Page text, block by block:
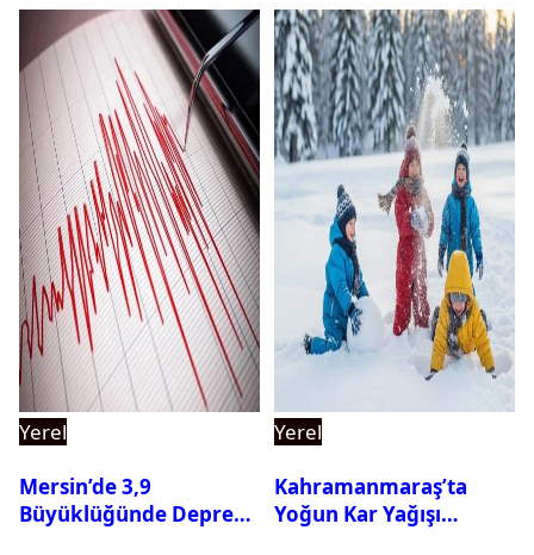
Yerel
Mersin’de 3,9
Büyüklüğünde Deprem
Yerel
Kahramanmaraş’ta
Yoğun Kar Yağışı